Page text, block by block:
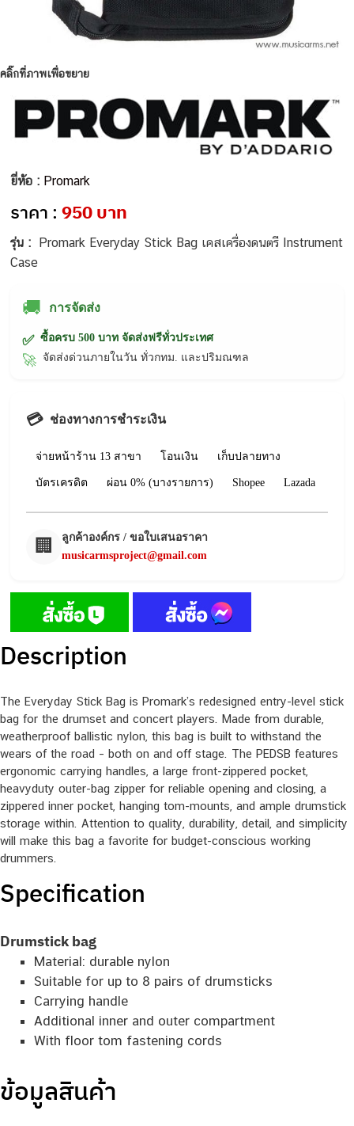
คลิ๊กที่ภาพเพื่อขยาย
ยี่ห้อ : Promark
ราคา :950 บาท
รุ่น :
Promark Everyday Stick Bag เคสเครื่องดนตรี Instrument
Case
🚚 การจัดส่ง
✅ ซื้อครบ 500 บาท จัดส่งฟรีทั่วประเทศ
🚀 จัดส่งด่วนภายในวัน ทั่วกทม. และปริมณฑล
💳 ช่องทางการชำระเงิน
จ่ายหน้าร้าน 13 สาขา โอนเงิน เก็บปลายทาง
บัตรเครดิต ผ่อน 0% (บางรายการ) Shopee Lazada
🏢
ลูกค้าองค์กร / ขอใบเสนอราคา
musicarmsproject@gmail.com
Description
The Everyday Stick Bag is Promark’s redesigned entry-level stick
bag for the drumset and concert players. Made from durable,
weatherproof ballistic nylon, this bag is built to withstand the
wears of the road – both on and off stage. The PEDSB features
ergonomic carrying handles, a large front-zippered pocket,
heavyduty outer-bag zipper for reliable opening and closing, a
zippered inner pocket, hanging tom-mounts, and ample drumstick
storage within. Attention to quality, durability, detail, and simplicity
will make this bag a favorite for budget-conscious working
drummers.
Specification
Drumstick bag
Material: durable nylon
Suitable for up to 8 pairs of drumsticks
Carrying handle
Additional inner and outer compartment
With floor tom fastening cords
ข้อมูลสินค้า